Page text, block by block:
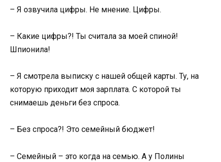
– Я озвучила цифры. Не мнение. Цифры.
– Какие цифры?! Ты считала за моей спиной!
Шпионила!
– Я смотрела выписку с нашей общей карты. Ту, на
которую приходит моя зарплата. С которой ты
снимаешь деньги без спроса.
– Без спроса?! Это семейный бюджет!
– Семейный – это когда на семью. А у Полины